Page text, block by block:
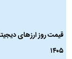
۱۴۰۵